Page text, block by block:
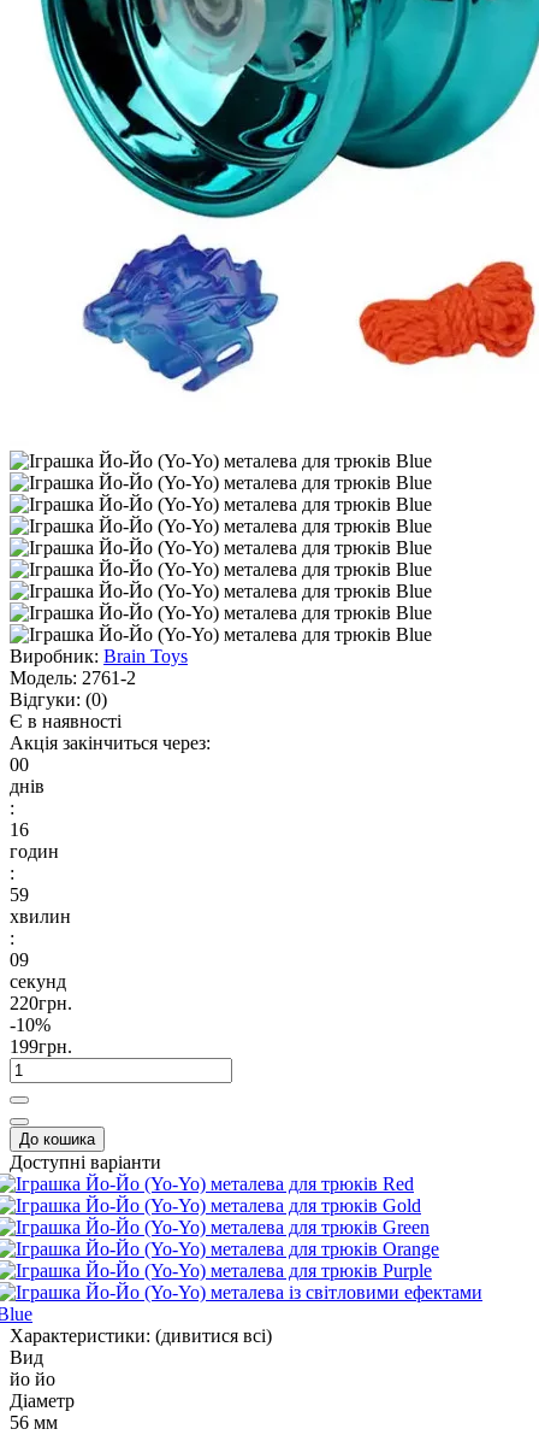
Виробник: Brain Toys
Модель: 2761-2
Відгуки: (0)
Є в наявності
Акція закінчиться через:
00
днів
:
16
годин
:
59
хвилин
:
08
секунд
220грн.
-10%
199грн.
До кошика
Доступні варіанти
Характеристики: (дивитися всі)
Вид
йо йо
Діаметр
56 мм